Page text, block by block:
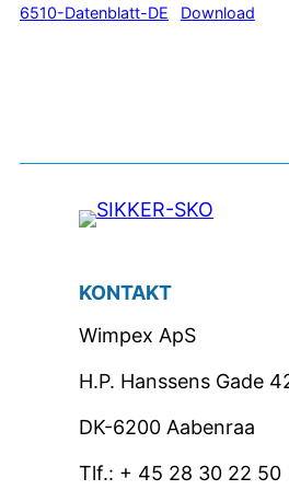
6510-Datenblatt-DE Download
KONTAKT
Wimpex ApS
H.P. Hanssens Gade
DK-6200 Aabenraa
Tlf.: + 45 28 30 22 50